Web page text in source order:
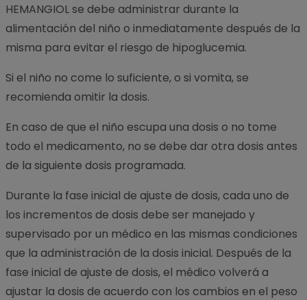
HEMANGIOL se debe administrar durante la
alimentación del niño o inmediatamente después de la
misma para evitar el riesgo de hipoglucemia.
Si el niño no come lo suficiente, o si vomita, se
recomienda omitir la dosis.
En caso de que el niño escupa una dosis o no tome
todo el medicamento, no se debe dar otra dosis antes
de la siguiente dosis programada.
Durante la fase inicial de ajuste de dosis, cada uno de
los incrementos de dosis debe ser manejado y
supervisado por un médico en las mismas condiciones
que la administración de la dosis inicial. Después de la
fase inicial de ajuste de dosis, el médico volverá a
ajustar la dosis de acuerdo con los cambios en el peso